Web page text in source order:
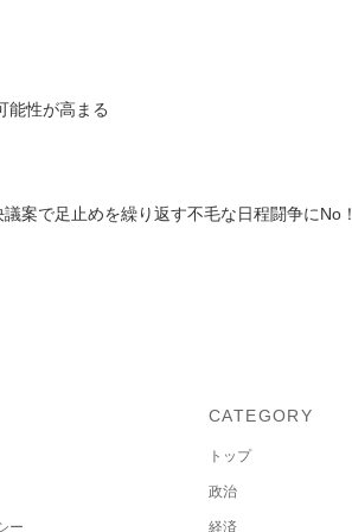
能性が高まる
案で足止めを繰り返す不毛な日程闘争にNo！
ー
CATEGORY
トップ
政治
経済